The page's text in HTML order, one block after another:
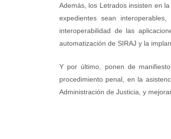
Además, los Letrados insisten en
expedientes sean
interoperabilidad de las
automatización de SIRAJ y la
Y por último, ponen de
procedimiento penal, en la
Administración de Justicia, y